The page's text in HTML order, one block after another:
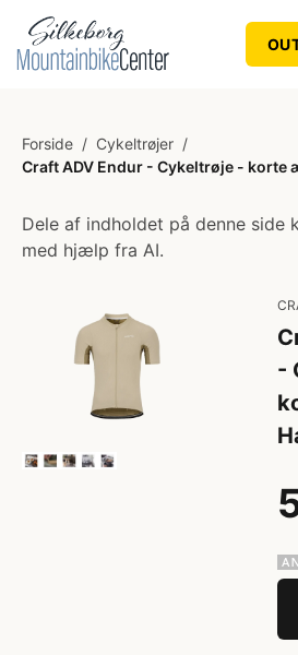
Forside / Cykeltrøjer /
Craft ADV Endur - Cykeltrøje - korte
Dele af indholdet på denne side
med hjælp fra AI.
-